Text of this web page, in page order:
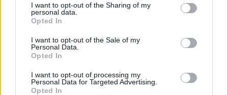
not limited to your visit or usage behaviour. You may click to
grant or deny consent to Google and its third-party tags to
use your data for below specified purposes in below Google
consent section.
I want to opt-out of the Sharing of my
personal data.
Opted In
I want to opt-out of the Sale of my
Personal Data.
Opted In
I want to opt-out of processing my
Personal Data for Targeted Advertising.
Opted In